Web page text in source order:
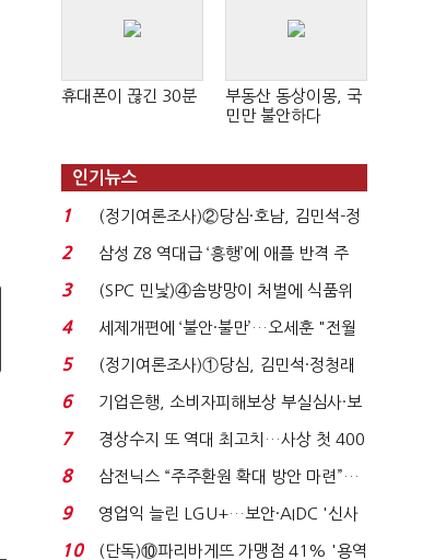
휴대폰이 끊긴 30분
부동산 동상이몽, 국
민만 불안하다
인기뉴스
1
(정기여론조사)②당심·호남, 김민석-정
청래 '초접전'...
2
삼성 Z8 역대급 ‘흥행’에 애플 반격 주
목…9월 ‘폴...
3
(SPC 민낯)④솜방망이 처벌에 식품위
생법 위반 반복...
4
세제개편에 ‘불안·불만’…오세훈 "전월
세 구하기 더 ...
5
(정기여론조사)①당심, 김민석·정청래
'초접전'…대통령 ...
6
기업은행, 소비자피해보상 부실심사·보
이스피싱 공시 ...
7
경상수지 또 역대 최고치…사상 첫 400
억달러에 '3% 성...
8
삼전닉스 “주주환원 확대 방안 마련”…
로이터에 성명...
9
영업익 늘린 LGU+…보안·AIDC '신사
업 드라이브'...
10
(단독)⑩파리바게뜨 가맹점 41% '용역